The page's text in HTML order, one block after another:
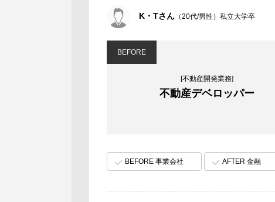
K・Tさん （20代/男性）私立大学卒
BEFORE
[不動産開発業務]
不動産デベロッパー
BEFORE 事業会社 AFTER 金融